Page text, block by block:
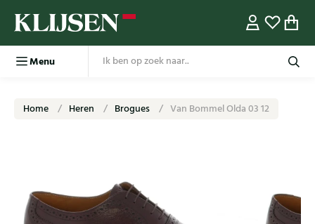
Menu
Home Heren Brogues Van Bommel Olda 03 12